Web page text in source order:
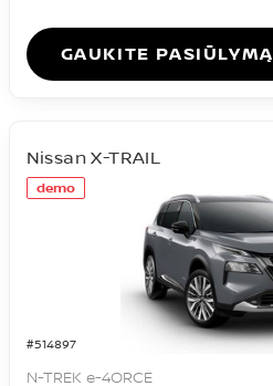
GAUKITE PASIŪLYMĄ
demo
#514897
Nissan X-TRAIL
N-TREK e-4ORCE